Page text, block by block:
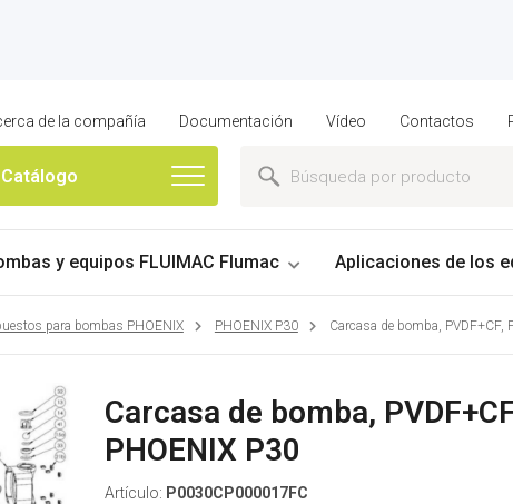
de la compañía Documentación Vídeo Contactos
Catálogo
y equipos FLUIMAC Flumac Aplicaciones de los
para bombas PHOENIX PHOENIX P30 Carcasa de bomba, PVDF+CF,
Carcasa de bomba,
PHOENIX P30
Artículo: P0030CP000017FC